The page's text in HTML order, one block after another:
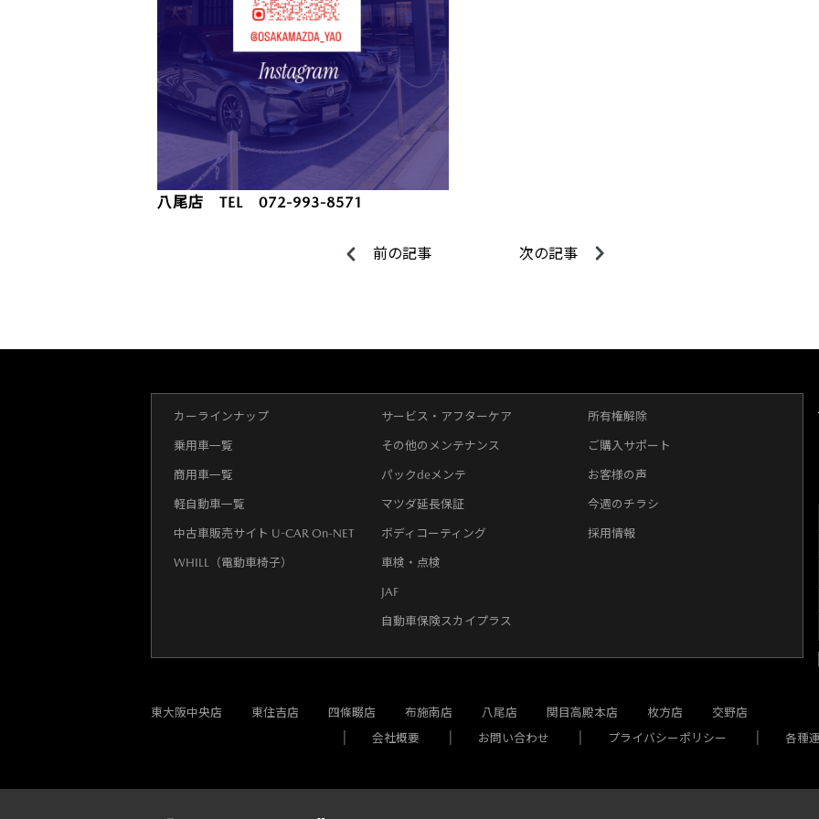
八尾店 TEL 072-993-8571
前の記事 次の記事
カーラインナップ
乗用車一覧
商用車一覧
軽自動車一覧
中古車販売サイト U-CAR On-NET
WHILL（電動車椅子）
サービス・アフターケア
その他のメンテナンス
パックdeメンテ
マツダ延長保証
ボディコーティング
車検・点検
JAF
自動車保険スカイプラス
所有権解除
ご購入サポート
お客様の声
今週のチラシ
採用情報
東大阪中央店 東住吉店 四條畷店 布施南店 八尾店 関目高殿本店 枚方店
交野店
会社概要
お問い合わせ プライバシーポリシー 各種